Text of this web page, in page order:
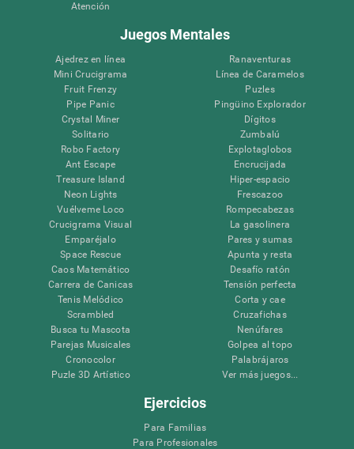
Atención
Juegos Mentales
Ajedrez en línea
Mini Crucigrama
Fruit Frenzy
Pipe Panic
Crystal Miner
Solitario
Robo Factory
Ant Escape
Treasure Island
Neon Lights
Vuélveme Loco
Crucigrama Visual
Emparéjalo
Space Rescue
Caos Matemático
Carrera de Canicas
Tenis Melódico
Scrambled
Busca tu Mascota
Parejas Musicales
Cronocolor
Puzle 3D Artístico
Ranaventuras
Línea de Caramelos
Puzles
Pingüino Explorador
Dígitos
Zumbalú
Explotaglobos
Encrucijada
Hiper-espacio
Frescazoo
Rompecabezas
La gasolinera
Pares y sumas
Apunta y resta
Desafío ratón
Tensión perfecta
Corta y cae
Cruzafichas
Nenúfares
Golpea al topo
Palabrájaros
Ver más juegos...
Ejercicios
Para Familias
Para Profesionales